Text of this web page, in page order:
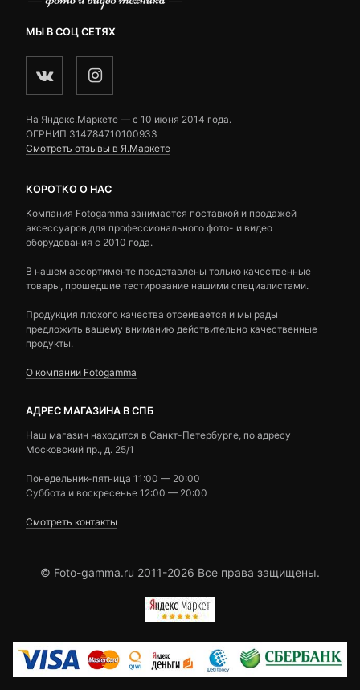
МЫ В СОЦ СЕТЯХ
На Яндекс.Маркете — c 10 июня 2014 года.
ОГРНИП 314784710100933
Смотреть отзывы в Я.Маркете
КОРОТКО О НАС
Компания Fotogamma занимается поставкой и продажей
аксессуаров для профессионального фото- и видео
оборудования с 2010 года.
В нашем ассортименте представлены только качественные
товары, прошедшие тестирование нашими специалистами.
Продукция плохого качества отсеивается и мы рады
предложить вашему вниманию действительно качественные
продукты.
О компании Fotogamma
АДРЕС МАГАЗИНА В СПБ
Наш магазин находится в Санкт-Петербурге, по адресу
Московский пр., д. 25/1
Понедельник-пятница 11:00 — 20:00
Суббота и воскресенье 12:00 — 20:00
Смотреть контакты
© Foto-gamma.ru 2011-2026 Все права защищены.